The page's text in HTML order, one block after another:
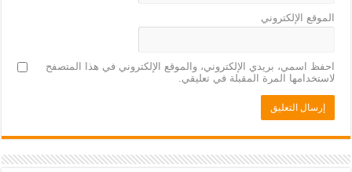
الموقع الإلكتروني
احفظ اسمي، بريدي الإلكتروني، والموقع الإلكتروني في هذا المتصفح
لاستخدامها المرة المقبلة في تعليقي.